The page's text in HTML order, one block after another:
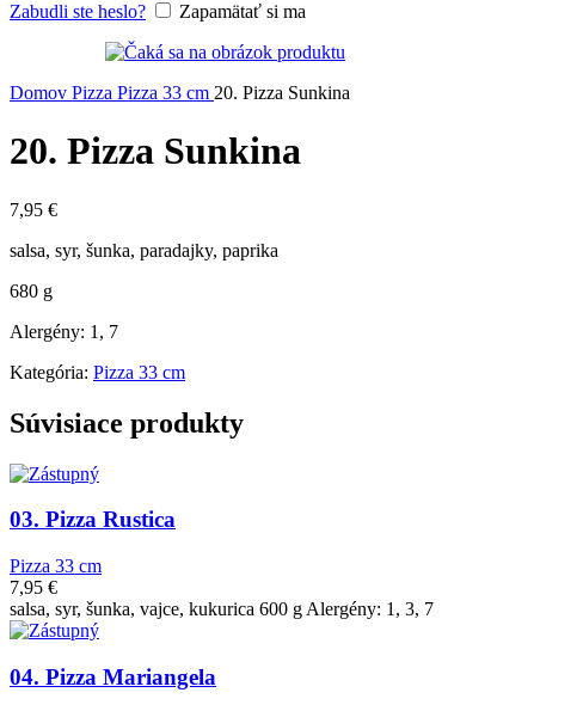
Zabudli ste heslo? Zapamätať si ma
Domov Pizza Pizza 33 cm 20. Pizza Sunkina
20. Pizza Sunkina
7,95 €
salsa, syr, šunka, paradajky, paprika
680 g
Alergény: 1, 7
Kategória: Pizza 33 cm
Súvisiace produkty
03. Pizza Rustica
Pizza 33 cm
7,95 €
salsa, syr, šunka, vajce, kukurica 600 g Alergény: 1, 3, 7
04. Pizza Mariangela